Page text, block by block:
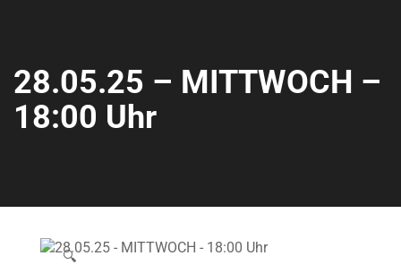
28.05.25 – MITTWOCH –
18:00 Uhr
🔍